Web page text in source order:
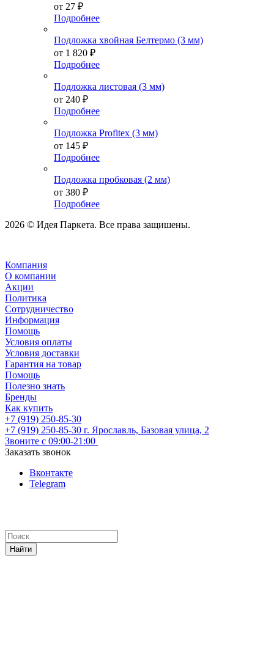
от 27 ₽
Подробнее
Подложка хвойная Белтермо (3 мм)
от 1 820 ₽
Подробнее
Подложка листовая (3 мм)
от 240 ₽
Подробнее
Подложка Profitex (3 мм)
от 145 ₽
Подробнее
Подложка пробковая (2 мм)
от 380 ₽
Подробнее
2026 © Идея Паркета. Все права защишены.
Компания
О компании
Акции
Политика
Сотрудничество
Информация
Помощь
Условия оплаты
Условия доставки
Гарантия на товар
Помощь
Полезно знать
Бренды
Как купить
+7 (919) 250-85-30
+7 (919) 250-85-30 г. Ярославль, Базовая улица, 2
Звоните с 09:00-21:00
Заказать звонок
Вконтакте
Telegram
Найти